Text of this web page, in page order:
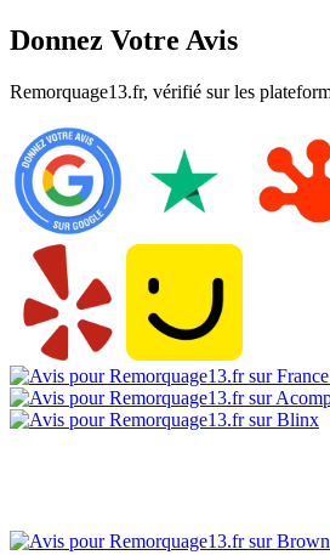
Donnez Votre Avis
Remorquage13.fr, vérifié sur les